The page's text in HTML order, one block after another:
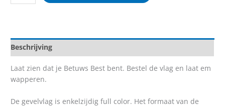
Beschrijving
Laat zien dat je Betuws Best bent. Bestel de vlag en laat em
wapperen.
De gevelvlag is enkelzijdig full color. Het formaat van de